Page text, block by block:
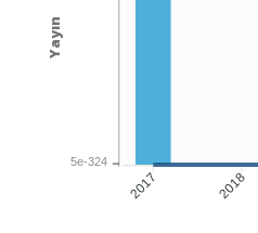
2017 2018
5e-324
Yayın